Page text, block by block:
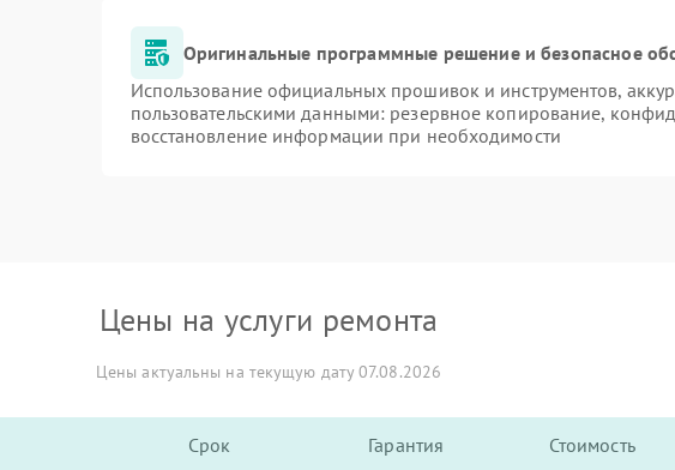
Оригинальные программные решение и безопасное
Использование официальных прошивок и инструментов,
пользовательскими данными: резервное копирование,
восстановление информации при необходимости
Цены на услуги ремонта
Цены актуальны на текущую дату 07.08.2026
Срок Гарантия Стоимость